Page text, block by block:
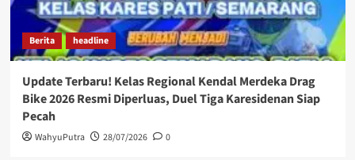
Berita headline
Update Terbaru! Kelas Regional Kendal Merdeka Drag
Bike 2026 Resmi Diperluas, Duel Tiga Karesidenan Siap
Pecah
WahyuPutra 28/07/2026 0